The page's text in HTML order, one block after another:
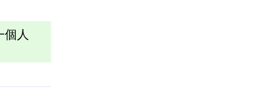
個人